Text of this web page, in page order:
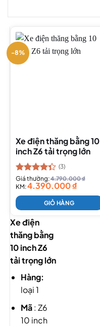
-8%
Xe điện thăng bằng 10
inch Z6 tải trọng lớn
Được xếp
hạng4.33
5 sao
(3)
Giá thường:4.790.000₫
KM:4.390.000₫
GIỎ HÀNG
Xe điện
thăng bằng
10 inch Z6
tải trọng lớn
Hàng:
loại 1
Mã: Z6
10 inch